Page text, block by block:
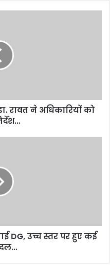
रावत ने अधिकारियों को
DG, उच्च स्तर पर हुए कई